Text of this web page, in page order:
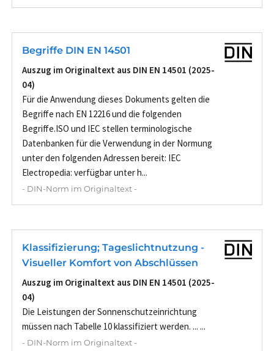
Begriffe DIN EN 14501
Auszug im Originaltext aus DIN EN 14501 (2025-
04)
Für die Anwendung dieses Dokuments gelten die
Begriffe nach EN 12216 und die folgenden
Begriffe.ISO und IEC stellen terminologische
Datenbanken für die Verwendung in der Normung
unter den folgenden Adressen bereit: IEC
Electropedia: verfügbar unter h...
- DIN-Norm im Originaltext -
Klassifizierung; Tageslichtnutzung -
Visueller Komfort von Abschlüssen
Auszug im Originaltext aus DIN EN 14501 (2025-
04)
Die Leistungen der Sonnenschutzeinrichtung
müssen nach Tabelle 10 klassifiziert werden. ... ...
- DIN-Norm im Originaltext -